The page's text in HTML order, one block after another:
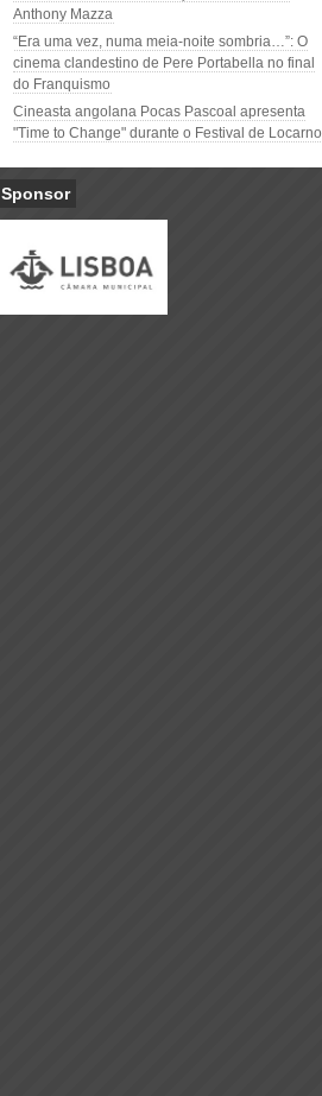
Anthony Mazza
“Era uma vez, numa meia-noite sombria…”: O
cinema clandestino de Pere Portabella no final
do Franquismo
Cineasta angolana Pocas Pascoal apresenta
"Time to Change" durante o Festival de Locarno
Sponsor